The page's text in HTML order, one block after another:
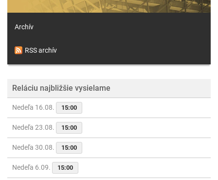
Archív
RSS archív
Reláciu najbližšie vysielame
Nedeľa 16.08. 15:00
Nedeľa 23.08. 15:00
Nedeľa 30.08. 15:00
Nedeľa 6.09. 15:00